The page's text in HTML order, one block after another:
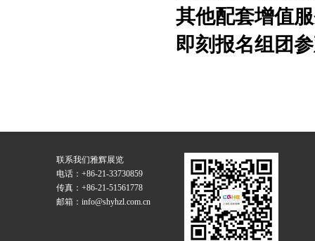
其他配套增值
即刻报名组团
联系我们雅辉展览
电话：+86-21-33730859
传真：+86-21-51561778
邮箱：info@shyhzl.com.cn